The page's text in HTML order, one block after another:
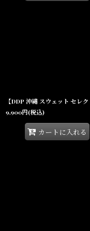
9,900円(税込)
カートに入れる